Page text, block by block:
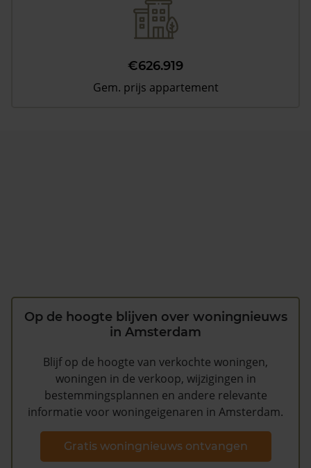
€626.919
Gem. prijs appartement
Op de hoogte blijven over woningnieuws
in Amsterdam
Blijf op de hoogte van verkochte woningen,
woningen in de verkoop, wijzigingen in
bestemmingsplannen en andere relevante
informatie voor woningeigenaren in Amsterdam.
Gratis woningnieuws ontvangen